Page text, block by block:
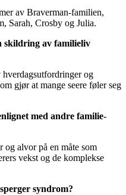
av Braverman-familien,
Sarah, Crosby og Julia.
skildring av familieliv
og
gjør at mange seere føler seg
med andre familie-
og alvor på en måte som
vekst og de komplekse
syndrom?